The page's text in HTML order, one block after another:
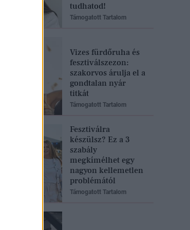
tudhatod!
Támogatott Tartalom
Vizes fürdőruha és
fesztiválszezon:
szakorvos árulja el a
gondtalan nyár
titkát
Támogatott Tartalom
Fesztiválra
készülsz? Ez a 3
szabály
megkímélhet egy
nagyon kellemetlen
problémától
Támogatott Tartalom